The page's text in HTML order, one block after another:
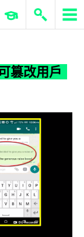
ERP 與商業 AI
篡改用戶